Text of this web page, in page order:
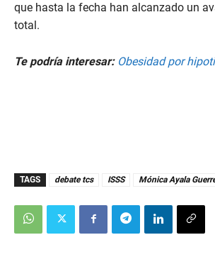
que hasta la fecha han alcanzado un
total.
Te podría interesar: Obesidad por
TAGS debate tcs ISSS Mónica Ayala